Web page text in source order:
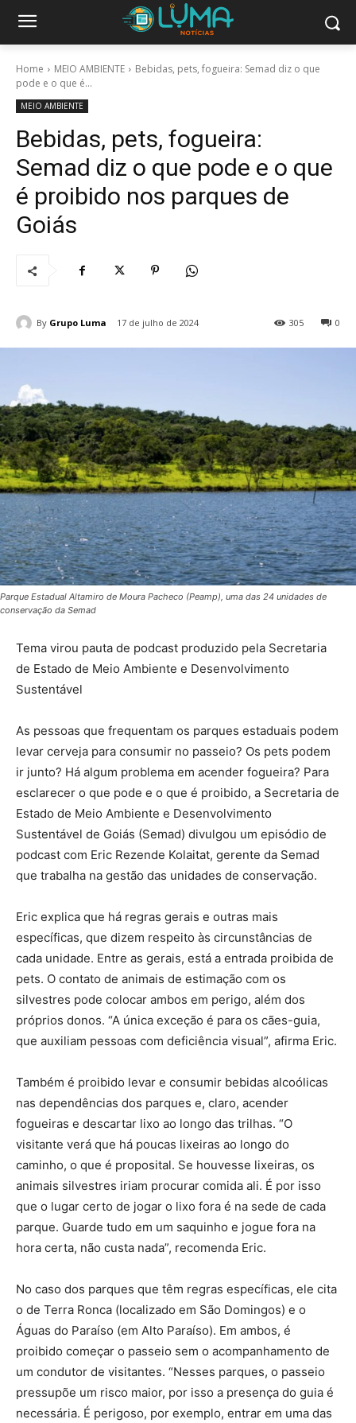
Home MEIO AMBIENTE
Bebidas, pets, fogueira: Semad diz o que
pode e o que é...
MEIO AMBIENTE
Bebidas, pets, fogueira:
Semad diz o que pode e o que
é proibido nos parques de
Goiás
By Grupo Luma 17 de julho de 2024 0
305
Parque Estadual Altamiro de Moura Pacheco (Peamp), uma das 24 unidades de
conservação da Semad
Tema virou pauta de podcast produzido pela Secretaria
de Estado de Meio Ambiente e Desenvolvimento
Sustentável
As pessoas que frequentam os parques estaduais podem
levar cerveja para consumir no passeio? Os pets podem
ir junto? Há algum problema em acender fogueira? Para
esclarecer o que pode e o que é proibido, a Secretaria de
Estado de Meio Ambiente e Desenvolvimento
Sustentável de Goiás (Semad) divulgou um episódio de
podcast com Eric Rezende Kolaitat, gerente da Semad
que trabalha na gestão das unidades de conservação.
Eric explica que há regras gerais e outras mais
específicas, que dizem respeito às circunstâncias de
cada unidade. Entre as gerais, está a entrada proibida de
pets. O contato de animais de estimação com os
silvestres pode colocar ambos em perigo, além dos
próprios donos. “A única exceção é para os cães-guia,
que auxiliam pessoas com deficiência visual”, afirma Eric.
Também é proibido levar e consumir bebidas alcoólicas
nas dependências dos parques e, claro, acender
fogueiras e descartar lixo ao longo das trilhas. “O
visitante verá que há poucas lixeiras ao longo do
caminho, o que é proposital. Se houvesse lixeiras, os
animais silvestres iriam procurar comida ali. É por isso
que o lugar certo de jogar o lixo fora é na sede de cada
parque. Guarde tudo em um saquinho e jogue fora na
hora certa, não custa nada”, recomenda Eric.
No caso dos parques que têm regras específicas, ele cita
o de Terra Ronca (localizado em São Domingos) e o
Águas do Paraíso (em Alto Paraíso). Em ambos, é
proibido começar o passeio sem o acompanhamento de
um condutor de visitantes. “Nesses parques, o passeio
pressupõe um risco maior, por isso a presença do guia é
necessária. É perigoso, por exemplo, entrar em uma das